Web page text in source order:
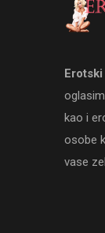
Erotski
kao i
osobe
vase